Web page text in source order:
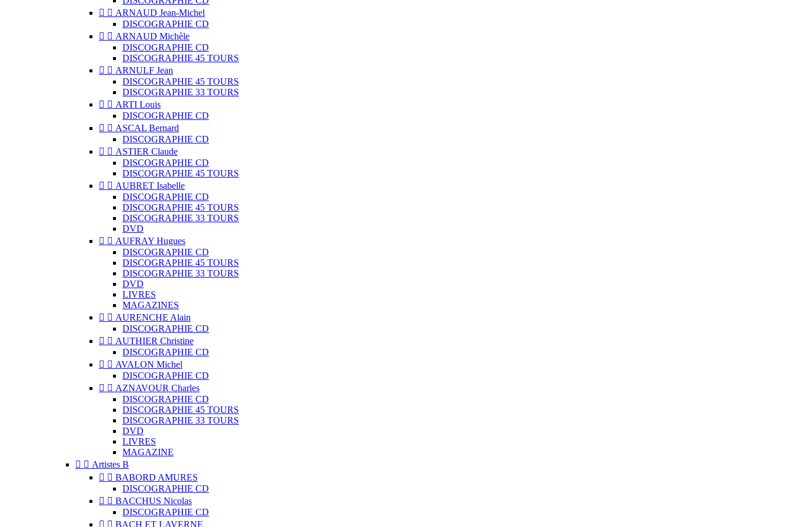
  ARNAUD Jean-Michel
DISCOGRAPHIE CD
  ARNAUD Michèle
DISCOGRAPHIE CD
DISCOGRAPHIE 45 TOURS
  ARNULF Jean
DISCOGRAPHIE 45 TOURS
DISCOGRAPHIE 33 TOURS
  ARTI Louis
DISCOGRAPHIE CD
  ASCAL Bernard
DISCOGRAPHIE CD
  ASTIER Claude
DISCOGRAPHIE CD
DISCOGRAPHIE 45 TOURS
  AUBRET Isabelle
DISCOGRAPHIE CD
DISCOGRAPHIE 45 TOURS
DISCOGRAPHIE 33 TOURS
DVD
  AUFRAY Hugues
DISCOGRAPHIE CD
DISCOGRAPHIE 45 TOURS
DISCOGRAPHIE 33 TOURS
DVD
LIVRES
MAGAZINES
  AURENCHE Alain
DISCOGRAPHIE CD
  AUTHIER Christine
DISCOGRAPHIE CD
  AVALON Michel
DISCOGRAPHIE CD
  AZNAVOUR Charles
DISCOGRAPHIE CD
DISCOGRAPHIE 45 TOURS
DISCOGRAPHIE 33 TOURS
DVD
LIVRES
MAGAZINE
  Artistes B
  BABORD AMURES
DISCOGRAPHIE CD
  BACCHUS Nicolas
DISCOGRAPHIE CD
  BACH ET LAVERNE